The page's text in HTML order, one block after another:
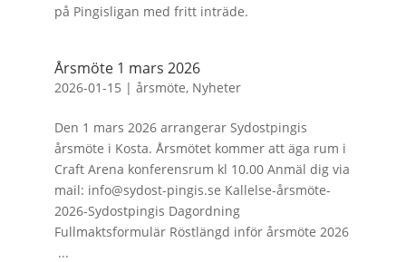
på Pingisligan med fritt inträde.
Årsmöte 1 mars 2026
2026-01-15 | årsmöte, Nyheter
Den 1 mars 2026 arrangerar Sydostpingis
årsmöte i Kosta. Årsmötet kommer att äga rum i
Craft Arena konferensrum kl 10.00 Anmäl dig via
mail: info@sydost-pingis.se Kallelse-årsmöte-
2026-Sydostpingis Dagordning
Fullmaktsformulär Röstlängd inför årsmöte 2026
...